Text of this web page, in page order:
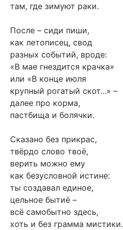
там, где зимуют раки.
После – сиди пиши,
как летописец, свод
разных событий, вроде:
«В мае гнездится крачка»
или «В конце июля
крупный рогатый скот...» –
далее про корма,
пастбища и болячки.
Сказано без прикрас,
твёрдо слово твоё,
верить можно ему
как безусловной истине:
ты создавал единое,
цельное бытиё –
всё самобытно здесь,
хоть и без грамма мистики.